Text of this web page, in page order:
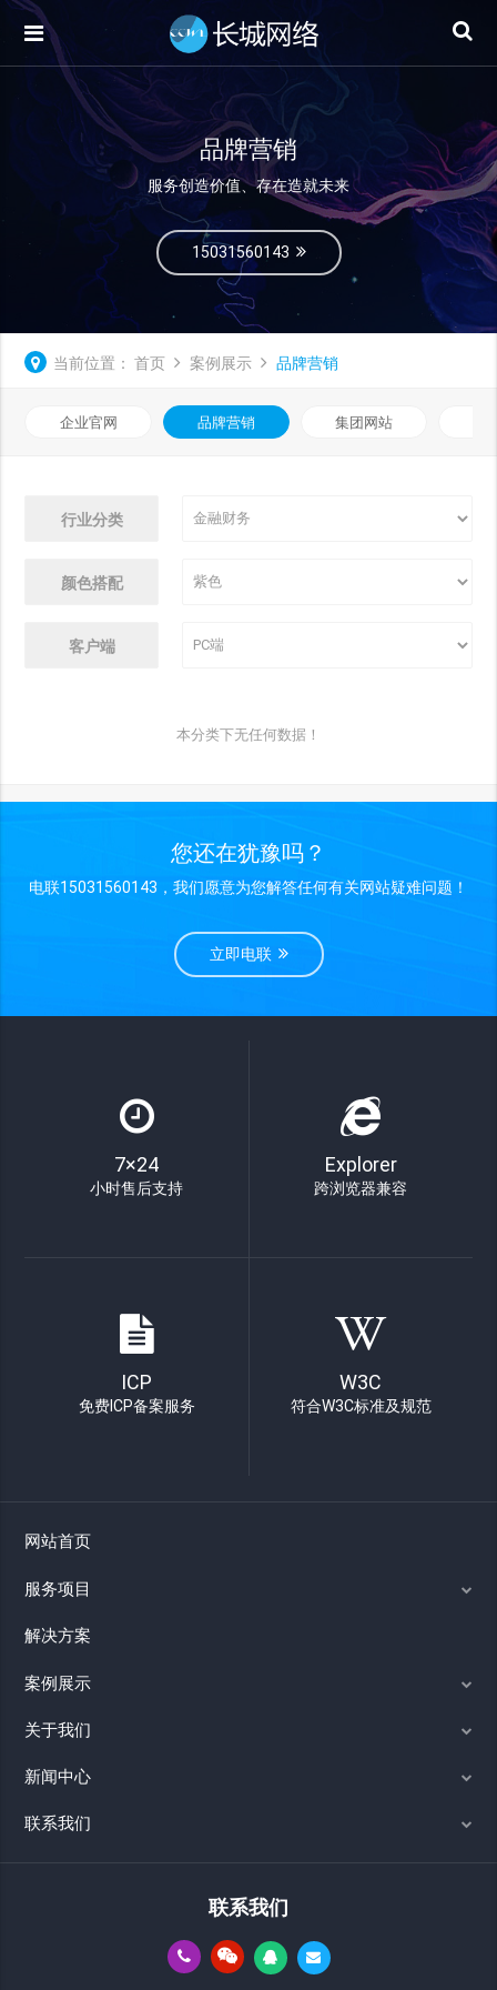
品牌营销
服务创造价值、存在造就未来
15031560143
当前位置： 首页 案例展示 品牌营销
企业官网 品牌营销 集团网站
行业分类
颜色搭配
客户端
本分类下无任何数据！
您还在犹豫吗？
电联15031560143，我们愿意为您解答任何有关网站疑难问题！
立即电联
7×24
小时售后支持
Explorer
跨浏览器兼容
ICP
免费ICP备案服务
W3C
符合W3C标准及规范
网站首页
服务项目
解决方案
案例展示
关于我们
新闻中心
联系我们
联系我们